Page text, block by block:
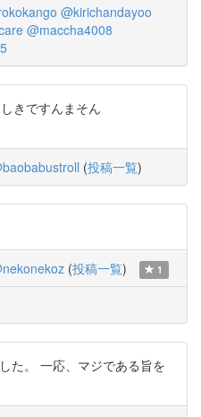
@kirichandayoo
@maccha4008
きですんまそん
(投稿一覧)
(投稿一覧) 1
た。 一応、マジである旨を